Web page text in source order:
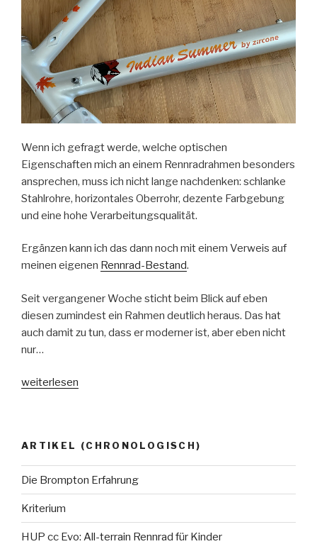
Wenn ich gefragt werde, welche optischen
Eigenschaften mich an einem Rennradrahmen besonders
ansprechen, muss ich nicht lange nachdenken: schlanke
Stahlrohre, horizontales Oberrohr, dezente Farbgebung
und eine hohe Verarbeitungsqualität.
Ergänzen kann ich das dann noch mit einem Verweis auf
meinen eigenen Rennrad-Bestand.
Seit vergangener Woche sticht beim Blick auf eben
diesen zumindest ein Rahmen deutlich heraus. Das hat
auch damit zu tun, dass er moderner ist, aber eben nicht
nur…
„Rahmenbau
weiterlesen
ARTIKEL (CHRONOLOGISCH)
Die Brompton Erfahrung
Kriterium
HUP cc Evo: All-terrain Rennrad für Kinder